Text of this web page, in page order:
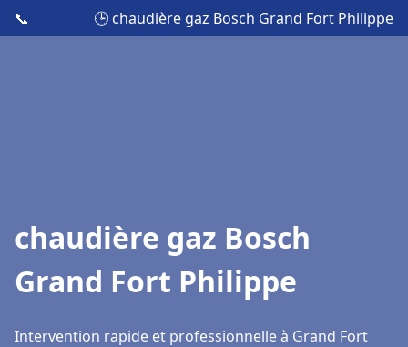
📞 🕒 chaudière gaz Bosch Grand Fort Philippe
chaudière gaz Bosch
Grand Fort Philippe
Intervention rapide et professionnelle à Grand Fort